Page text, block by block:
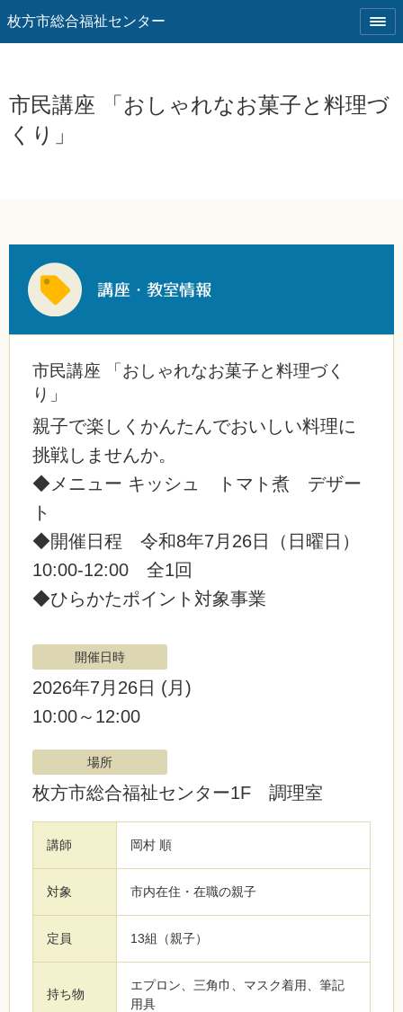
枚方市総合福祉センター
市民講座 「おしゃれなお菓子と料理づ
くり」
市民講座 「おしゃれなお菓子と料理づく
り」
親子で楽しくかんたんでおいしい料理に
挑戦しませんか。
◆メニュー キッシュ トマト煮 デザー
ト
◆開催日程 令和8年7月26日（日曜日）
10:00-12:00 全1回
◆ひらかたポイント対象事業
開催日時
2026年7月26日 (月)
10:00～12:00
場所
枚方市総合福祉センター1F 調理室
講師 岡村 順
対象 市内在住・在職の親子
定員 13組（親子）
持ち物
エプロン、三角巾、マスク着用、筆記
用具